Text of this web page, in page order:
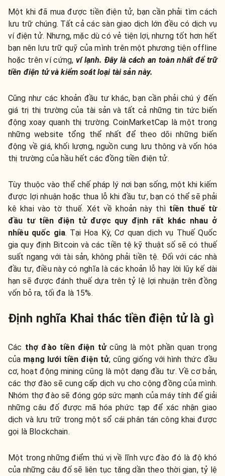
Một khi đã mua được tiền điện tử, bạn cần phải tìm cách
lưu trữ chúng. Tất cả các sàn giao dịch lớn đều có dịch vụ
ví điện tử. Nhưng, mặc dù có vẻ tiện lợi, nhưng tốt hơn hết
bạn nên lưu trữ quỹ của mình trên một phương tiện offline
hoặc trên ví cứng, ví lạnh. Đây là cách an toàn nhất để trữ
tiền điện tử và kiểm soát loại tài sản này.
Cũng như các khoản đầu tư khác, bạn cần phải chú ý đến
giá trị thị trường của tài sản và tất cả những tin tức biến
động xoay quanh thị trường. CoinMarketCap là một trong
những website tổng thể nhất để theo dõi những biến
động về giá, khối lượng, nguồn cung lưu thông và vốn hóa
thị trường của hầu hết các đồng tiền điện tử.
Tùy thuộc vào thể chế pháp lý nơi bạn sống, một khi kiếm
được lợi nhuận hoặc thua lỗ khi đầu tư, bạn có thể sẽ phải
kê khai vào tờ thuế. Xét về khoản này thì tiền thuế từ
đầu tư tiền điện tử được quy định rất khác nhau ở
nhiều quốc gia. Tại Hoa Kỳ, Cơ quan dịch vụ Thuế Quốc
gia quy định Bitcoin và các tiền tệ kỹ thuật số sẽ có thuế
suất ngang với tài sản, không phải tiền tệ. Đối với các nhà
đầu tư, điều này có nghĩa là các khoản lỗ hay lời lũy kế dài
hạn sẽ được đánh thuế dựa trên tỷ lệ lợi nhuận trên đồng
vốn bỏ ra, tối đa là 15%.
Định nghĩa Khai thác tiền điện tử là gì
Các thợ đào tiền điện tửcũng là một phần quan trọng
của mạng lưới tiền điện tử, cũng giống với hình thức đầu
cơ, hoạt động mining cũng là một dạng đầu tư. Về cơ bản,
các thợ đào sẽ cung cấp dịch vụ cho cộng đồng của mình.
Nhóm thợ đào sẽ đóng góp sức mạnh của máy tính để giải
những câu đố được mã hóa phức tạp để xác nhận giao
dịch và lưu trữ trong một sổ cái phân tán công khai được
gọi là Blockchain.
Một trong những điểm thú vị về lĩnh vực đào đó là độ khó
của những câu đố sẽ liên tục tăng dần theo thời gian, tỷ lệ